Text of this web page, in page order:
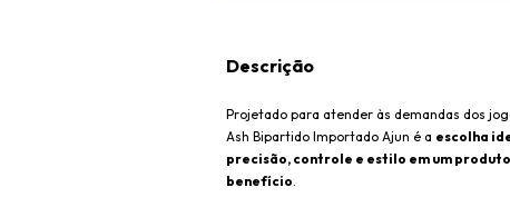
Descrição
Projetado para atender às demandas dos
Ash Bipartido Importado Ajun é a escolha
precisão, controle e estilo em um
benefício.